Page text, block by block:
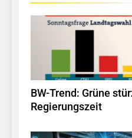
BW-Trend: Grüne
Regierungszeit